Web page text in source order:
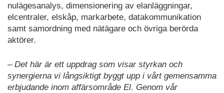
nulägesanalys, dimensionering av elanläggningar,
elcentraler, elskåp, markarbete, datakommunikation
samt samordning med nätägare och övriga berörda
aktörer.
– Det här är ett uppdrag som visar styrkan och
synergierna vi långsiktigt byggt upp i vårt gemensamma
erbjudande inom affärsområde El. Genom vår